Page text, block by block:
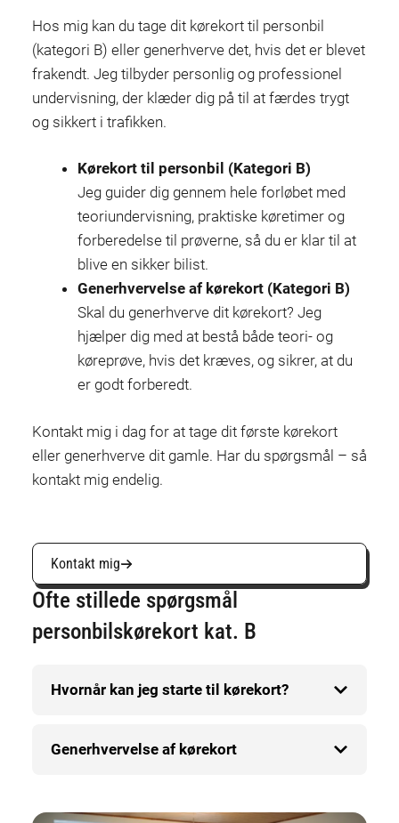
Hos mig kan du tage dit kørekort til personbil
(kategori B) eller generhverve det, hvis det er blevet
frakendt. Jeg tilbyder personlig og professionel
undervisning, der klæder dig på til at færdes trygt
og sikkert i trafikken.
Kørekort til personbil (Kategori B)
Jeg guider dig gennem hele forløbet med
teoriundervisning, praktiske køretimer og
forberedelse til prøverne, så du er klar til at
blive en sikker bilist.
Generhvervelse af kørekort (Kategori B)
Skal du generhverve dit kørekort? Jeg
hjælper dig med at bestå både teori- og
køreprøve, hvis det kræves, og sikrer, at du
er godt forberedt.
Kontakt mig i dag for at tage dit første kørekort
eller generhverve dit gamle. Har du spørgsmål – så
kontakt mig endelig.
Kontakt mig
Ofte stillede spørgsmål
personbilskørekort kat. B
Hvornår kan jeg starte til kørekort?
Generhvervelse af kørekort